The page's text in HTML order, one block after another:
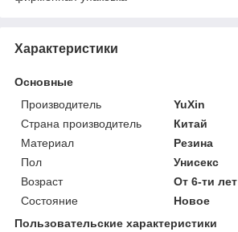
Характеристики
Основные
Производитель
YuXin
Страна производитель
Китай
Материал
Резина
Пол
Унисекс
Возраст
От 6-ти лет
Состояние
Новое
Пользовательские характеристики